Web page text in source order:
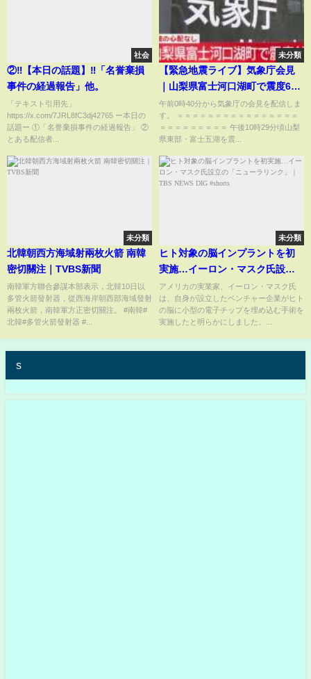
社会
②‼️【本日の話題】‼️「名誉棄損
事件の経過報告」他。
「テキスト引用先」
https://x.com/7JRL8fC3dj42765 ー本日の
話題ー ①「名誉棄損事件の経過報告」 ②
とある配信者...
未分類
【緊急地震ライブ】気象庁会見
｜山梨県富士河口湖町で震度6弱
【LIVE】 (2026年6月26日) ANN/
テレ朝
午前0時40分から気象庁の会見を配信しま
す。 ＝＝＝＝＝＝＝＝＝＝＝＝＝＝＝＝
＝＝＝＝＝＝＝＝＝ 午後10時29分頃山梨
県東部・富士五湖を震...
未分類
北韓朝西方海域射兩枚火箭 南韓
密切關注｜TVBS新聞
南韓軍方聯合參謀本部表示，北韓10日以
多管火箭發射器，從西海岸朝西部海域發射
兩枚火箭，南韓軍方正密切關注。 #南韓#
北韓#多管火箭發射器 #...
未分類
ヒト対象の脳インプラントを初
実施…イーロン・マスク氏設立
の「ニューラリンク」｜TBS
NEWS DIG #shorts
アメリカの実業家、イーロン・マスク氏
は、自身が設立したベンチャー企業がヒト
の脳に小型の電子チップを埋め込む手術を
実施したと明らかにしました。...
s